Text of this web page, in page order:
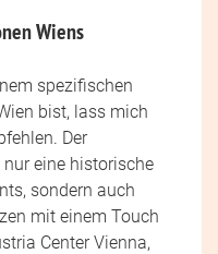
Wiens
spezifischen
bist, lass mich
Der
eine historische
sondern auch
mit einem Touch
Center Vienna,